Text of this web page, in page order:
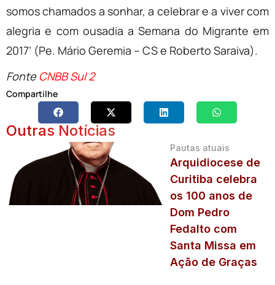
somos chamados a sonhar, a celebrar e a viver com
alegria e com ousadia a Semana do Migrante em
2017’ (Pe. Mário Geremia – CS e Roberto Saraiva).
FonteCNBB Sul 2
Compartilhe
Outras Notícias
Pautas atuais
Arquidiocese de
Curitiba celebra
os 100 anos de
Dom Pedro
Fedalto com
Santa Missa em
Ação de Graças